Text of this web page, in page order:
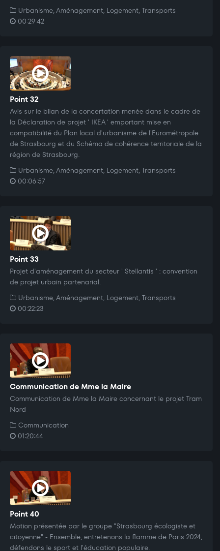
Urbanisme, Aménagement, Logement, Transports
00:29:42
Point 32
Avis sur le bilan de la concertation menée dans le cadre de
la Déclaration de projet ' IKEA ' emportant mise en
compatibilité du Plan local d'urbanisme de l'Eurométropole
de Strasbourg et du Schéma de cohérence territoriale de la
région de Strasbourg.
Urbanisme, Aménagement, Logement, Transports
00:06:57
Point 33
Projet d'aménagement du secteur ' Stellantis ' : convention
de projet urbain partenarial.
Urbanisme, Aménagement, Logement, Transports
00:22:23
Communication de Mme la Maire
Communication de Mme la Maire concernant le projet Tram
Nord
Communication
01:20:44
Point 40
Motion présentée par le groupe "Strasbourg écologiste et
citoyenne" - Ensemble, entretenons la flamme de Paris 2024,
défendons le sport et l'éducation populaire.